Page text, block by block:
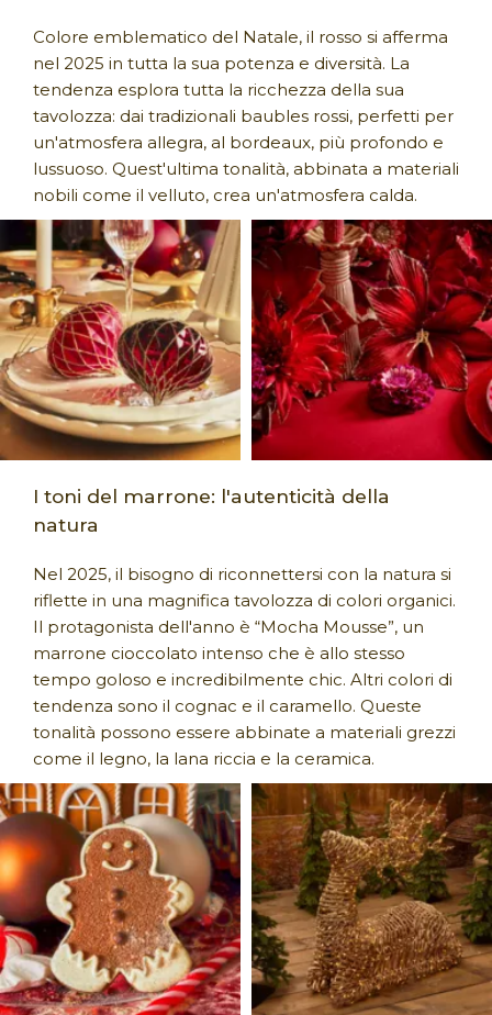
Colore emblematico del Natale, il rosso si afferma
nel 2025 in tutta la sua potenza e diversità. La
tendenza esplora tutta la ricchezza della sua
tavolozza: dai tradizionali baubles rossi, perfetti per
un'atmosfera allegra, al bordeaux, più profondo e
lussuoso. Quest'ultima tonalità, abbinata a materiali
nobili come il velluto, crea un'atmosfera calda.
I toni del marrone: l'autenticità della
natura
Nel 2025, il bisogno di riconnettersi con la natura si
riflette in una magnifica tavolozza di colori organici.
Il protagonista dell'anno è “Mocha Mousse”, un
marrone cioccolato intenso che è allo stesso
tempo goloso e incredibilmente chic. Altri colori di
tendenza sono il cognac e il caramello. Queste
tonalità possono essere abbinate a materiali grezzi
come il legno, la lana riccia e la ceramica.